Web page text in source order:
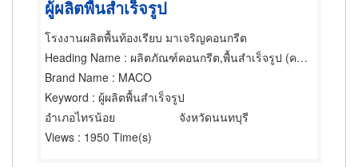
ผู้ผลิตพื้นสำเร็จรูป
โรงงานผลิตพื้นท้องเรียบ มาเจริญคอนกรีต
Heading Name : ผลิตภัณฑ์คอนกรีต,พื้นสำเร็จรูป (คอนกรีตเสริมเหล็กและอัดแรง)
Brand Name : MACO
Keyword : ผู้ผลิตพื้นสำเร็จรูป
อำเภอไทรน้อย
จังหวัดนนทบุรี
Views : 1950 Time(s)